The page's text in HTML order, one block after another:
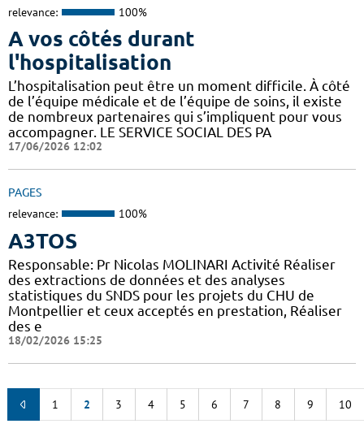
relevance: 100%
A vos côtés durant
l'hospitalisation
L’hospitalisation peut être un moment difficile. À côté
de l’équipe médicale et de l’équipe de soins, il existe
de nombreux partenaires qui s’impliquent pour vous
accompagner. LE SERVICE SOCIAL DES PA
17/06/2026 12:02
PAGES
relevance: 100%
A3TOS
Responsable: Pr Nicolas MOLINARI Activité Réaliser
des extractions de données et des analyses
statistiques du SNDS pour les projets du CHU de
Montpellier et ceux acceptés en prestation, Réaliser
des e
18/02/2026 15:25
1 2 3 4 5 6 7 8 9 10